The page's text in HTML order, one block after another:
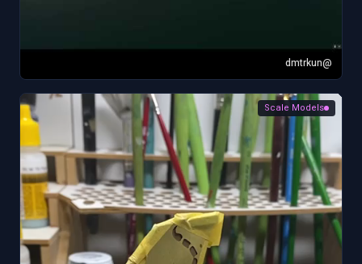
@dmtrkun
Scale Models